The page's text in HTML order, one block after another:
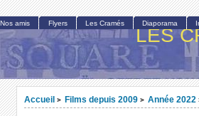
LES
Accueil > Films depuis 2009 > Année 2022
Nos amis Flyers Les Cramés Diaporama